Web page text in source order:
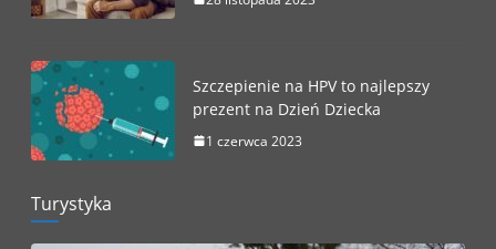
Szczepienie na HPV to najlepszy
prezent na Dzień Dziecka
1 czerwca 2023
Turystyka